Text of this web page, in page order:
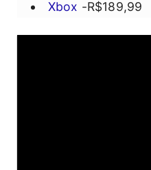
Xbox -R$189,99